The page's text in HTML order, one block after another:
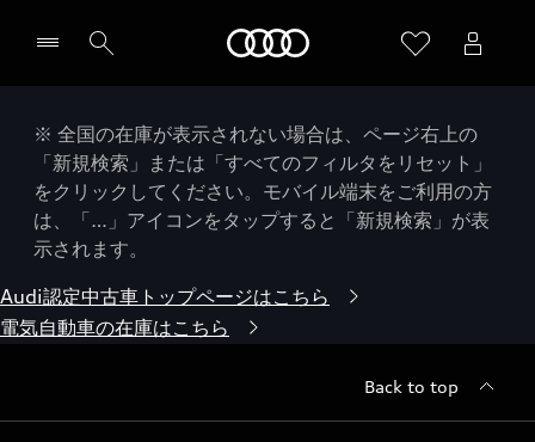
※ 全国の在庫が表示されない場合は、ページ右上の
「新規検索」または「すべてのフィルタをリセット」
をクリックしてください。モバイル端末をご利用の方
は、「…」アイコンをタップすると「新規検索」が表
示されます。
Audi認定中古車トップページはこちら
電気自動車の在庫はこちら
Back to top